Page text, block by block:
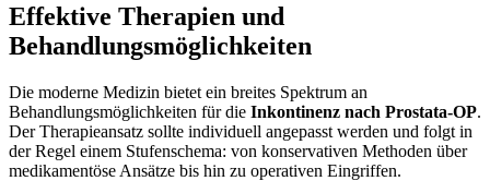
Effektive Therapien und
Behandlungsmöglichkeiten
Die moderne Medizin bietet ein breites Spektrum an
Behandlungsmöglichkeiten für die Inkontinenz nach Prostata-OP.
Der Therapieansatz sollte individuell angepasst werden und folgt in
der Regel einem Stufenschema: von konservativen Methoden über
medikamentöse Ansätze bis hin zu operativen Eingriffen.